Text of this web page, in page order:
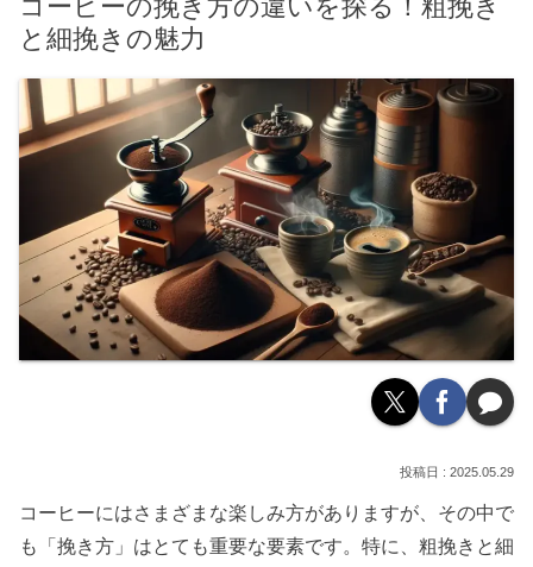
コーヒーの挽き方の違いを探る！粗挽き
と細挽きの魅力
2025.05.29
コーヒーにはさまざまな楽しみ方がありますが、その中で
も「挽き方」はとても重要な要素です。特に、粗挽きと細